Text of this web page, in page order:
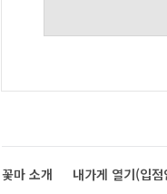
꽃마 소개 내가게 열기(입점